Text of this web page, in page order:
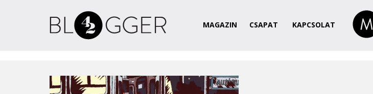
MAGAZIN CSAPAT KAPCSOLAT